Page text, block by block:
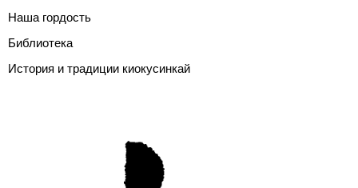
Наша гордость
Библиотека
История и традиции киокусинкай